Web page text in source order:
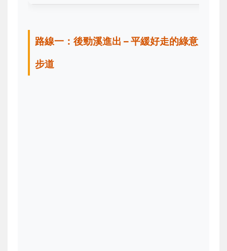
路線一：後勁溪進出 – 平緩好走的綠意
步道